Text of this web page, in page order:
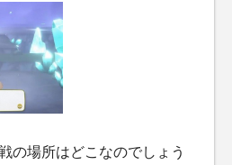
の場所はどこなのでしょう